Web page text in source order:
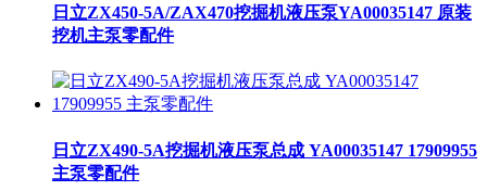
日立ZX450-5A/ZAX470挖掘机液压泵YA00035147 原装
挖机主泵零配件
日立ZX490-5A挖掘机液压泵总成 YA00035147 17909955
主泵零配件